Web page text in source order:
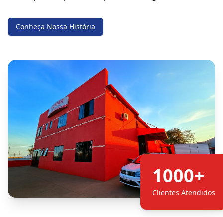
1000+
Clientes Atendidos
Conheça Nossa História